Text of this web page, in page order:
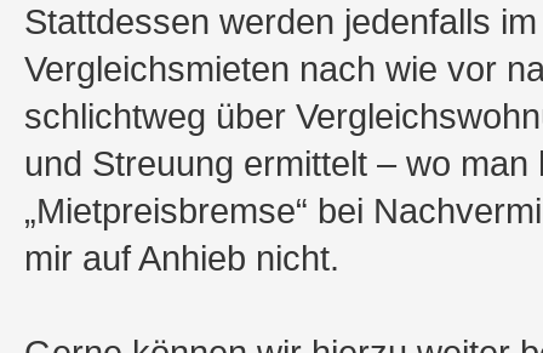
Stattdessen werden jedenfalls
Vergleichsmieten nach wie vor
schlichtweg über
und Streuung ermittelt – wo
„Mietpreisbremse“ bei
mir auf Anhieb nicht.